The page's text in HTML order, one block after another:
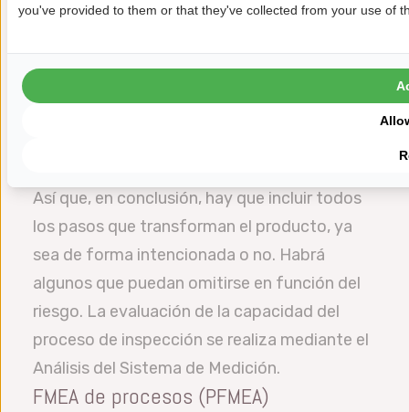
de inspección sólo se enumeran como
Así que, en conclusión, hay que incluir todos
los pasos que transforman el producto, ya
sea de forma intencionada o no. Habrá
algunos que puedan omitirse en función del
riesgo. La evaluación de la capacidad del
proceso de inspección se realiza mediante el
Análisis del Sistema de Medición.
FMEA de procesos (PFMEA)
you've provided to them or that they've collected from your use of